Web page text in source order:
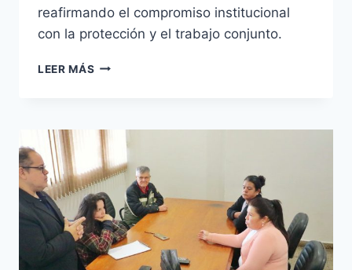
reafirmando el compromiso institucional
con la protección y el trabajo conjunto.
LEER MÁS LA
COMPROMISO
CON
LA
SEGURIDAD
A
TRAVÉS
DE
DONACIONES
A